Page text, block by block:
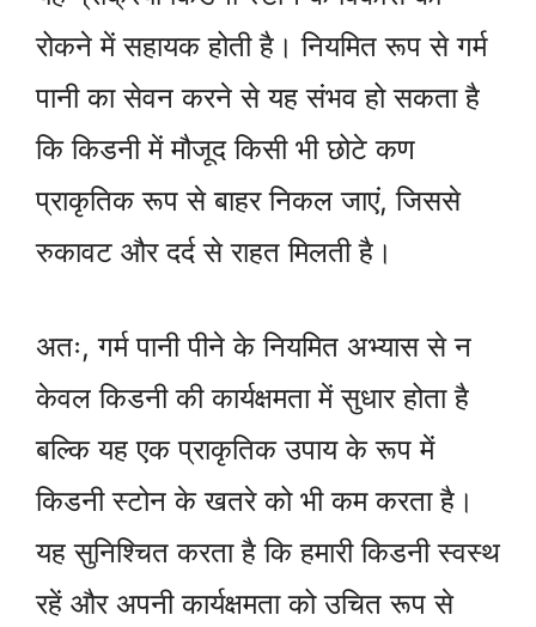
रोकने में सहायक होती है। नियमित रूप से गर्म
पानी का सेवन करने से यह संभव हो सकता है
कि किडनी में मौजूद किसी भी छोटे कण
प्राकृतिक रूप से बाहर निकल जाएं, जिससे
रुकावट और दर्द से राहत मिलती है।
अतः, गर्म पानी पीने के नियमित अभ्यास से न
केवल किडनी की कार्यक्षमता में सुधार होता है
बल्कि यह एक प्राकृतिक उपाय के रूप में
किडनी स्टोन के खतरे को भी कम करता है।
यह सुनिश्चित करता है कि हमारी किडनी स्वस्थ
रहें और अपनी कार्यक्षमता को उचित रूप से